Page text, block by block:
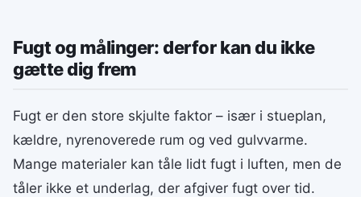
Fugt og målinger: derfor kan du ikke
gætte dig frem
Fugt er den store skjulte faktor – især i stueplan,
kældre, nyrenoverede rum og ved gulvvarme.
Mange materialer kan tåle lidt fugt i luften, men de
tåler ikke et underlag, der afgiver fugt over tid.